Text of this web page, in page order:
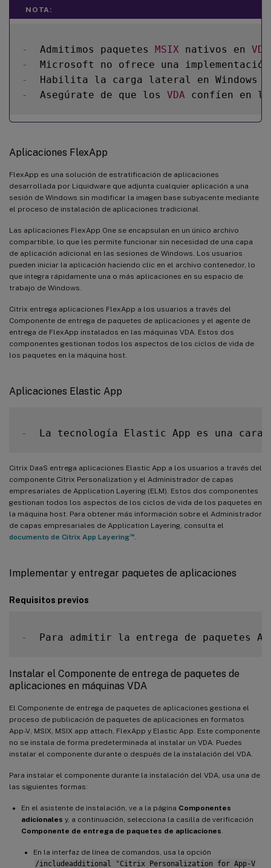
NOTA:
-
  Admitimos paquetes
MSIX nativos en VDA
-
Microsoft no ofrece una
-
Habilita la carga lateral en Windows
-
  Asegúrate de que los
VDA confíen en
Aplicaciones FlexApp
FlexApp es una solución de estratificación de aplicaciones
desarrollada por Liquidware que adjunta cualquier aplicación a una
sesión de Windows sin modificar la imagen base subyacente mediante
el proceso de instalación de aplicaciones tradicional.
Las aplicaciones FlexApp One se encapsulan en un único archivo
compartible, lo que les permite funcionar sin necesidad de una capa
de aplicación adicional en las sesiones de Windows. Los usuarios
pueden iniciar la aplicación haciendo clic en el archivo contenedor, lo
que integra rápidamente una o más aplicaciones en su espacio de
trabajo de Windows.
Citrix entrega aplicaciones FlexApp a los usuarios a través del
Componente de entrega de paquetes de aplicaciones y el agente de
entrega de FlexApp instalados en las máquinas VDA. Estos dos
componentes gestionan todos los aspectos de los ciclos de vida de
los paquetes en la máquina host.
Aplicaciones Elastic App
-
La tecnología Elastic App es una
Citrix DaaS entrega aplicaciones Elastic App a los usuarios a través del
componente Citrix Personalization y el Administrador de capas
empresariales de Application Layering (ELM). Estos dos componentes
gestionan todos los aspectos de los ciclos de vida de los paquetes en
la máquina host. Para obtener más información sobre el Administrador
de capas empresariales de Application Layering, consulta el
documento de Citrix App Layering™.
Implementar y entregar paquetes de aplicaciones
Requisitos previos
-
Para admitir la entrega de paquetes
Instalar el Componente de entrega de paquetes de
aplicaciones en máquinas VDA
El Componente de entrega de paquetes de aplicaciones gestiona el
proceso de publicación de paquetes de aplicaciones en formatos
App-V, MSIX, MSIX app attach, FlexApp y Elastic App. Este componente
no se instala de forma predeterminada al instalar un VDA. Puedes
instalar el componente durante o después de la instalación del VDA.
Para instalar el componente durante la instalación del VDA, usa una de
las siguientes formas:
En el asistente de instalación, ve a la página Componentes
adicionales y, a continuación, selecciona la casilla de verificación
Componente de entrega de paquetes de aplicaciones
En la interfaz de línea de comandos, usa la opción
/includeadditional "Citrix Personalization for App-V